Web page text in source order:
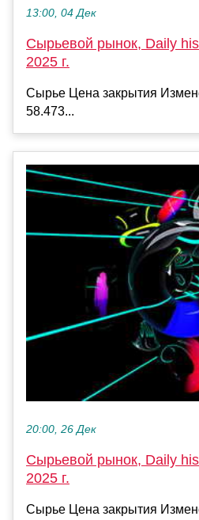
13:00, 04 Дек
Сырьевой рынок, Daily
2025 г.
Сырье Цена закрытия
58.473...
20:00, 26 Дек
Сырьевой рынок, Daily
2025 г.
Сырье Цена закрытия